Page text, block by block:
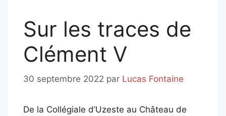
Sur les traces de
Clément V
30 septembre 2022 par Lucas Fontaine
De la Collégiale d’Uzeste au Château de